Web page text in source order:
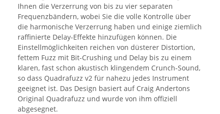
Ihnen die Verzerrung von bis zu vier separaten
Frequenzbändern, wobei Sie die volle Kontrolle über
die harmonische Verzerrung haben und einige ziemlich
raffinierte Delay-Effekte hinzufügen können. Die
Einstellmöglichkeiten reichen von düsterer Distortion,
fettem Fuzz mit Bit-Crushing und Delay bis zu einem
klaren, fast schon akustisch klingendem Crunch-Sound,
so dass Quadrafuzz v2 für nahezu jedes Instrument
geeignet ist. Das Design basiert auf Craig Andertons
Original Quadrafuzz und wurde von ihm offiziell
abgesegnet.